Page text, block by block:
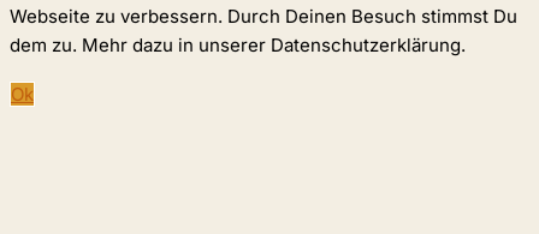
Webseite zu verbessern. Durch Deinen Besuch stimmst Du
dem zu. Mehr dazu in unserer Datenschutzerklärung.
Ok